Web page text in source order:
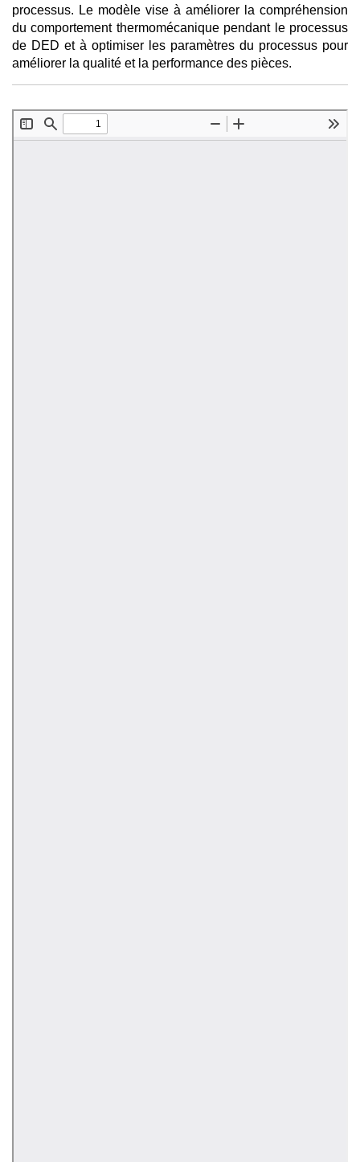
processus. Le modèle vise à améliorer la compréhension
du comportement thermomécanique pendant le processus
de DED et à optimiser les paramètres du processus pour
améliorer la qualité et la performance des pièces.